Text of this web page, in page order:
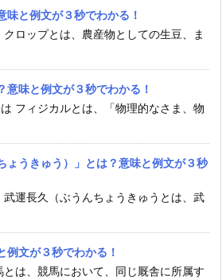
味と例文が３秒でわかる！
クロップとは、農産物としての生豆、ま
意味と例文が３秒でわかる！
フィジカルとは、「物理的なさま、物
ょうきゅう）」とは？意味と例文が３秒
武運長久（ぶうんちょうきゅうとは、武
例文が３秒でわかる！
とは、競馬において、同じ厩舎に所属す